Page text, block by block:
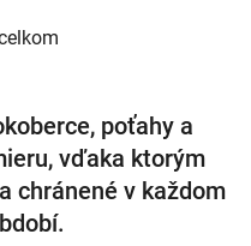
poťahy a
vďaka ktorým
chránené v každom